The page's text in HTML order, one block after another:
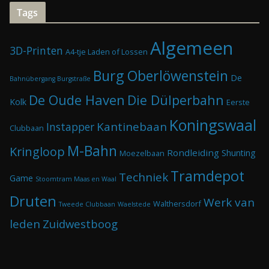
Tags
3D-Printen A4-tje Laden of Lossen Algemeen
Bahnübergang Burgstraße Burg Oberlöwenstein De
Kolk De Oude Haven Die Dülperbahn Eerste
Clubbaan Instapper Kantinebaan Koningswaal
Kringloop M-Bahn Moezelbaan Rondleiding Shunting
Game Stoomtram Maas en Waal TechniekTramdepot
Druten Tweede Clubbaan Waelstede Walthersdorf Werk van
leden Zuidwestboog